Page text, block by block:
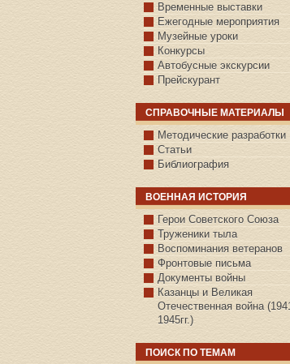
Временные выставки
Ежегодные мероприятия
Музейные уроки
Конкурсы
Автобусные экскурсии
Прейскурант
СПРАВОЧНЫЕ МАТЕРИАЛЫ
Методические разработки
Статьи
Библиография
ВОЕННАЯ ИСТОРИЯ
С.КАЗАНСКОЕ
Герои Советского Союза
Труженики тыла
Воспоминания ветеранов
Фронтовые письма
Документы войны
Казанцы и Великая
Отечественная война
1945гг.)
ПОИСК ПО ТЕМАМ